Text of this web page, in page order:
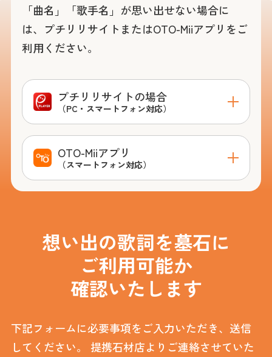
「曲名」「歌手名」が思い出せない場合に
は、プチリリサイトまたはOTO-Miiアプリをご
利用ください。
プチリリサイトの場合
（PC・スマートフォン対応）
OTO-Miiアプリ
（スマートフォン対応）
想い出の歌詞を墓石に
ご利用可能か
確認いたします
下記フォームに必要事項をご入力いただき、送信
してください。
提携石材店よりご連絡させていた